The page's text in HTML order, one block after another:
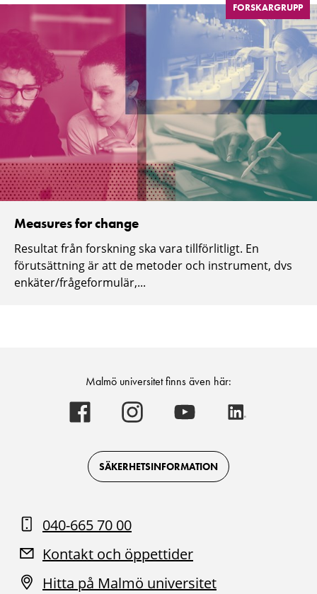
FORSKARGRUPP
Measures for change
Resultat från forskning ska vara tillförlitligt. En
förutsättning är att de metoder och instrument, dvs
enkäter/frågeformulär,...
Malmö universitet finns även här:
Malmö
universitet
on
Facebook
Malmö
universitet
on
Instagram
Malmö
universitet
on
Youtube
SÄKERHETSINFORMATION
040-665 70 00
Kontakt och öppettider
Hitta på Malmö universitet